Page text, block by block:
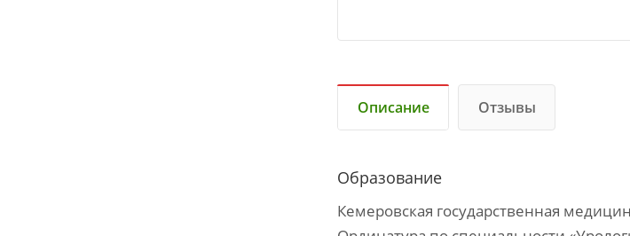
Описание Отзывы
Образование
Кемеровская государственная